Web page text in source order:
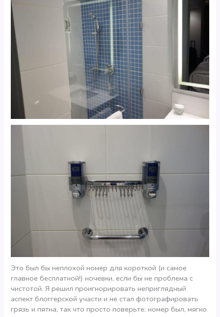
Это был бы неплохой номер для короткой (и самое
главное бесплатной!) ночевки, если бы не проблема с
чистотой. Я решил проигнорировать неприглядный
аспект блоггерской участи и не стал фотографировать
грязь и пятна, так что просто поверьте: номер был, мягко